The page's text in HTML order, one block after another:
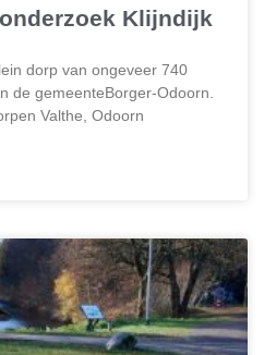
Klijndijk
dorp van ongeveer 740
de gemeenteBorger-Odoorn.
Valthe, Odoorn